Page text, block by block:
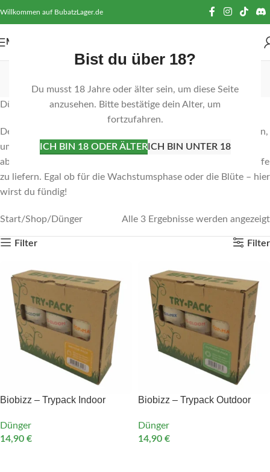
Bist du über 18?
Du musst 18 Jahre oder älter sein, um diese Seite
anzusehen. Bitte bestätige dein Alter, um
fortzufahren.
ICH BIN 18 ODER ÄLTERICH BIN UNTER 18
Willkommen auf BubatzLager.de
MENÜ
Kategorien
Dünger: Nahrung für deine grünen Lieblinge
Deine Pflanzen haben Hunger! Gib ihnen das, was sie brauchen,
um groß und stark zu werden. Unsere Dünger sind perfekt
abgestimmt, um deinen grünen Lieblingen die besten Nährstoffe
zu liefern. Egal ob für die Wachstumsphase oder die Blüte – hier
wirst du fündig!
Start Shop Dünger Alle 3 Ergebnisse werden angezeigt
Filter Filter
Biobizz – Trypack Indoor
Dünger
14,90 €
Biobizz – Trypack Outdoor
Dünger
14,90 €